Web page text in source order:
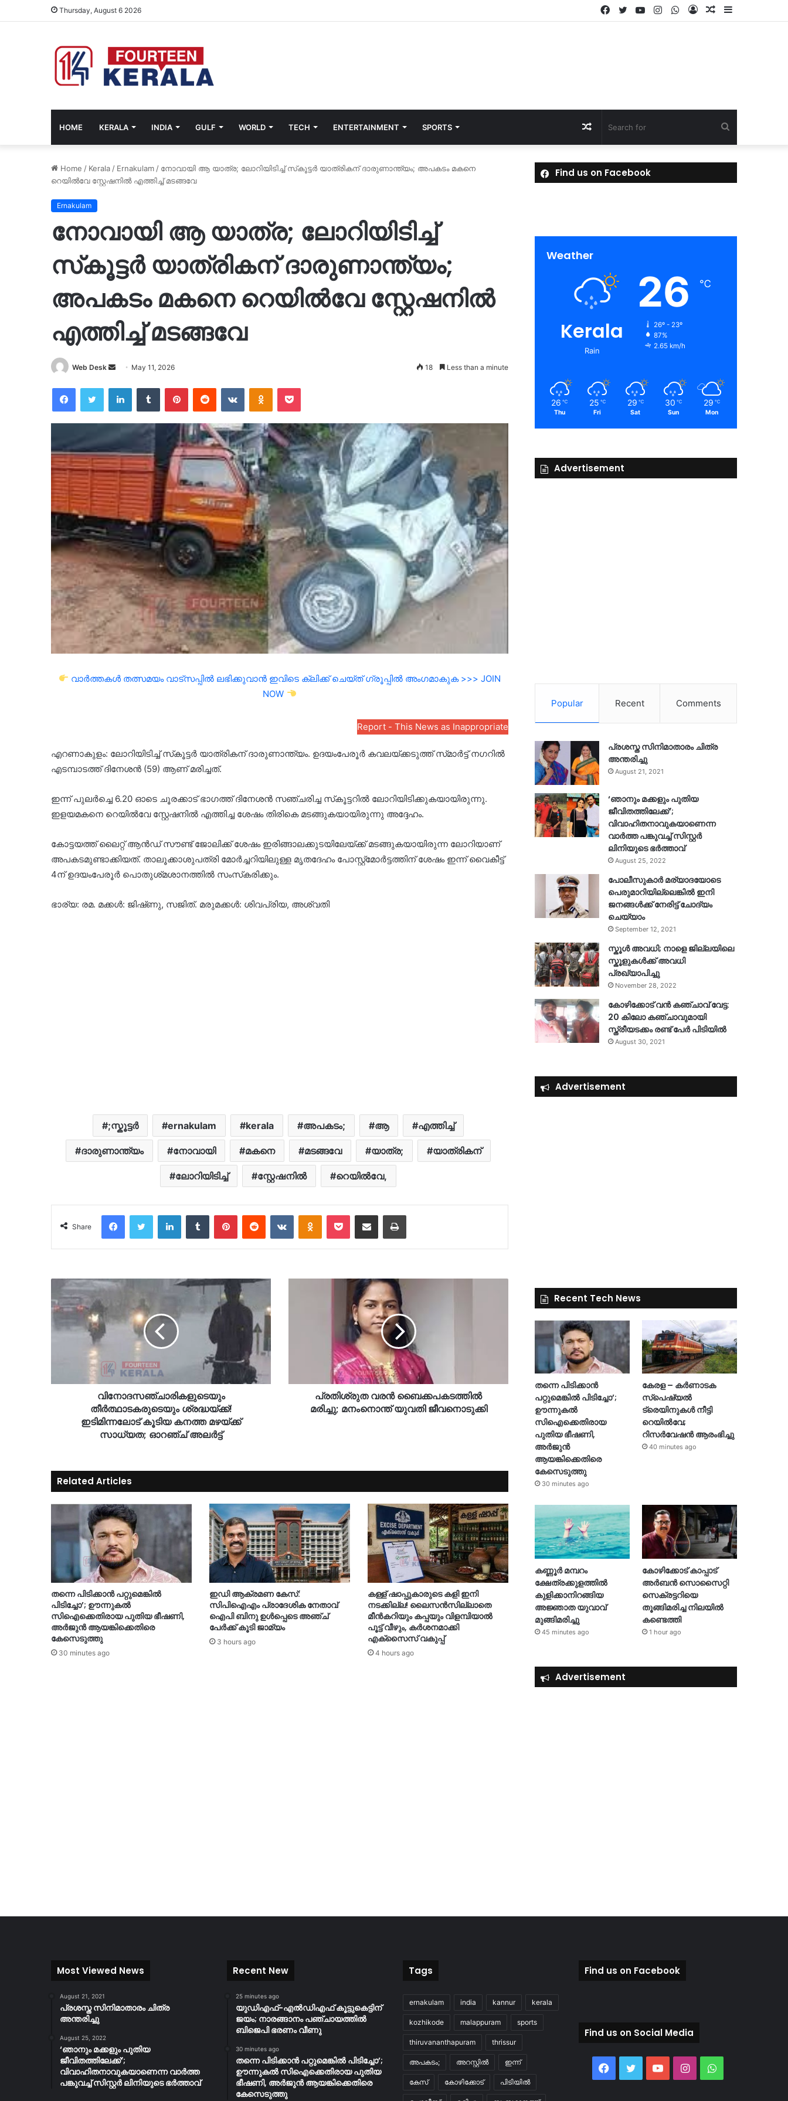
Thursday, August 6 2026 Sidebar
Random
Log
WhatsApp
Instagram
YouTube
Twitter
Facebook
HOME KERALA INDIA GULF WORLD TECH ENTERTAINMENT SPORTS
for
Random
Article
Home / Kerala / Ernakulam / നോവായി ആ യാത്ര; ലോറിയിടിച്ച് സ്‌കൂട്ടർ യാത്രികന് ദാരുണാന്ത്യം; അപകടം മകനെ
റെയിൽവേ സ്റ്റേഷനിൽ എത്തിച്ച് മടങ്ങവേ
Ernakulam
നോവായി ആ യാത്ര; ലോറിയിടിച്ച്
സ്‌കൂട്ടർ യാത്രികന് ദാരുണാന്ത്യം;
അപകടം മകനെ റെയിൽവേ സ്റ്റേഷനിൽ
എത്തിച്ച് മടങ്ങവേ
Web Desk
Send
email
May 11, 2026 18 Less than a minute
FacebookTwitter LinkedInTumblr PinterestReddit VKontakteOdnoklassniki
Pocket
വാർത്തകൾ തത്സമയം വാട്സപ്പിൽ ലഭിക്കുവാൻ ഇവിടെ ക്ലിക്ക് ചെയ്ത് ഗ്രൂപ്പിൽ അംഗമാകുക >>> JOIN
NOW
Report - This News as Inappropriate
എറണാകുളം: ലോറിയിടിച്ച് സ്‌കൂട്ടർ യാത്രികന് ദാരുണാന്ത്യം. ഉദയംപേരൂർ കവലയ്ക്കടുത്ത് സ്‌മാർട്ട് നഗറിൽ
എടമ്പാടത്ത് ദിനേശൻ (59) ആണ് മരിച്ചത്.
ഇന്ന് പുലർച്ചെ 6.20 ഓടെ ചൂരക്കാട് ഭാഗത്ത് ദിനേശൻ സഞ്ചരിച്ച സ്‌കൂട്ടറിൽ ലോറിയിടിക്കുകയായിരുന്നു.
ഇളയമകനെ റെയിൽവേ സ്റ്റേഷനിൽ എത്തിച്ച ശേഷം തിരികെ മടങ്ങുകയായിരുന്നു അദ്ദേഹം.
കോട്ടയത്ത് ലൈറ്റ് ആൻഡ് സൗണ്ട് ജോലിക്ക് ശേഷം ഇരിങ്ങാലക്കുടയിലേയ്ക്ക് മടങ്ങുകയായിരുന്ന ലോറിയാണ്
അപകടമുണ്ടാക്കിയത്. താലൂക്കാശുപത്രി മോർച്ചറിയിലുള്ള മൃതദേഹം പോസ്റ്റ്മോർട്ടത്തിന് ശേഷം ഇന്ന് വൈകീട്ട്
4ന് ഉദയംപേരൂർ പൊതുശ്‌മശാനത്തിൽ സംസ്‌കരിക്കും.
ഭാര്യ: രമ. മക്കൾ: ജിഷ്‌ണു, സജിത്. മരുമക്കൾ: ശിവപ്രിയ, അശ്വതി
;സ്കൂട്ടർ ernakulam kerala അപകടം; ആ എത്തിച്ച്
ദാരുണാന്ത്യം നോവായി മകനെ മടങ്ങവേ യാത്ര; യാത്രികന്
ലോറിയിടിച്ച് സ്റ്റേഷനിൽ റെയിൽവേ,
Share
FacebookTwitter LinkedInTumblr PinterestReddit VKontakteOdnoklassniki
Pocket Share via Email Print
വിനോദസഞ്ചാരികളുടെയും
തീർത്ഥാടകരുടെയും ശ്രദ്ധയ്ക്ക്!
ഇടിമിന്നലോട് കൂടിയ കനത്ത മഴയ്ക്ക്
സാധ്യത; ഓറഞ്ച് അലര്‍ട്ട്
പ്രതിശ്രുത വരൻ ബൈക്കപകടത്തിൽ
മരിച്ചു; മനംനൊന്ത് യുവതി ജീവനൊടുക്കി
Related Articles
തന്നെ പിടിക്കാൻ പറ്റുമെങ്കിൽ
പിടിച്ചോ’; ഊന്നുകൽ
സിഐക്കെതിരായ പുതിയ ഭീഷണി,
അർജുൻ ആയങ്കിക്കെതിരെ
കേസെടുത്തു
30 minutes ago
ഇഡി ആക്രമണ കേസ്:
സിപിഐഎം പ്രാദേശിക നേതാവ്
ഐപി ബിനു ഉൾപ്പെടെ അഞ്ച്
പേർക്ക് കൂടി ജാമ്യം
3 hours ago
കള്ള് ഷാപ്പുകാരുടെ കളി ഇനി
നടക്കില്ല! ലൈസൻസില്ലാതെ
മീൻകറിയും കപ്പയും വിളമ്പിയാൽ
പൂട്ട് വീഴും, കര്‍ശനമാക്കി
എക്‌സൈസ് വകുപ്പ്
4 hours ago
Find us on Facebook
Weather
Kerala
Rain
26 ℃
26º - 23º
87%
2.65 km/h
26 ℃
Thu
25 ℃
Fri
29 ℃
Sat
30 ℃
Sun
29 ℃
Mon
Advertisement
Popular Recent Comments
പ്രശസ്ത സിനിമാതാരം ചിത്ര
അന്തരിച്ചു
August 21, 2021
‘ഞാനും മക്കളും പുതിയ
ജീവിതത്തിലേക്ക്’;
വിവാഹിതനാവുകയാണെന്ന
വാർത്ത പങ്കുവച്ച് സിസ്റ്റർ
ലിനിയുടെ ഭർത്താവ്
August 25, 2022
പോലീസുകാര്‍ മര്യാദയോടെ
പെരുമാറിയില്ലെങ്കില്‍ ഇനി
ജനങ്ങള്‍ക്ക് നേരിട്ട് ചോദ്യം
ചെയ്യാം
September 12, 2021
സ്കൂൾ അവധി; നാളെ ജില്ലയിലെ
സ്കൂളുകൾക്ക് അവധി
പ്രഖ്യാപിച്ചു
November 28, 2022
കോഴിക്കോട് വൻ കഞ്ചാവ് വേട്ട:
20 കിലോ കഞ്ചാവുമായി
സ്ത്രീയടക്കം രണ്ട് പേർ പിടിയിൽ
August 30, 2021
Advertisement
Recent Tech News
തന്നെ പിടിക്കാൻ
പറ്റുമെങ്കിൽ പിടിച്ചോ’;
ഊന്നുകൽ
സിഐക്കെതിരായ
പുതിയ ഭീഷണി,
അർജുൻ
ആയങ്കിക്കെതിരെ
കേസെടുത്തു
30 minutes ago
കേരള – കർണാടക
സ്പെഷ്യൽ
ട്രെയിനുകൾ നീട്ടി
റെയിൽവേ;
റിസർവേഷൻ ആരംഭിച്ചു
40 minutes ago
കണ്ണൂർ മമ്പറം
ക്ഷേത്രക്കുളത്തിൽ
കുളിക്കാനിറങ്ങിയ
അജ്ഞാത യുവാവ്
മുങ്ങിമരിച്ചു
45 minutes ago
കോഴിക്കോട് കാപ്പാട്
അര്‍ബന്‍ സൊസൈറ്റി
സെക്രട്ടറിയെ
തൂങ്ങിമരിച്ച നിലയിൽ
കണ്ടെത്തി
1 hour ago
Advertisement
Most Viewed News
August 21, 2021
പ്രശസ്ത സിനിമാതാരം ചിത്ര
അന്തരിച്ചു
August 25, 2022
‘ഞാനും മക്കളും പുതിയ
ജീവിതത്തിലേക്ക്’;
വിവാഹിതനാവുകയാണെന്ന വാർത്ത
പങ്കുവച്ച് സിസ്റ്റർ ലിനിയുടെ ഭർത്താവ്
Recent New
25 minutes ago
യുഡിഎഫ്-എൽഡിഎഫ് കൂട്ടുകെട്ടിന്
ജയം; നാരങ്ങാനം പഞ്ചായത്തില്‍
ബിജെപി ഭരണം വീണു
30 minutes ago
തന്നെ പിടിക്കാൻ പറ്റുമെങ്കിൽ പിടിച്ചോ’;
ഊന്നുകൽ സിഐക്കെതിരായ പുതിയ
ഭീഷണി, അർജുൻ ആയങ്കിക്കെതിരെ
കേസെടുത്തു
Tags
ernakulam india kannur kerala
kozhikode malappuram sports
thiruvananthapuram thrissur
അപകടം; അറസ്റ്റിൽ ഇന്ന്
കേസ് കോഴിക്കോട് പിടിയിൽ
Find us on Facebook
Find us on Social Media
Facebook
TwitterYouTubeInstagramWhatsApp